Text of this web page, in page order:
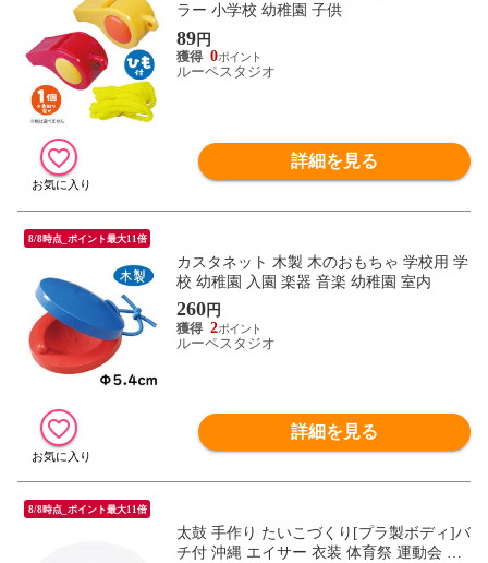
ラー 小学校 幼稚園 子供
89円
0
ルーペスタジオ
詳細を見る
8/8時点_ポイント最大11倍
カスタネット 木製 木のおもちゃ 学校用 学
校 幼稚園 入園 楽器 音楽 幼稚園 室内
260円
2
ルーペスタジオ
詳細を見る
8/8時点_ポイント最大11倍
太鼓 手作り たいこづくり[プラ製ボディ]バ
チ付 沖縄 エイサー 衣装 体育祭 運動会 学